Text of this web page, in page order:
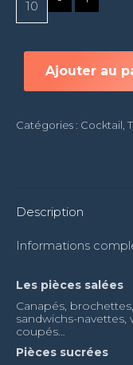
Ajouter au
Catégories : Cocktail
Description
Informations
Les pièces salées
Canapés,
sandwichs-navettes,
coupés…
Pièces sucrées